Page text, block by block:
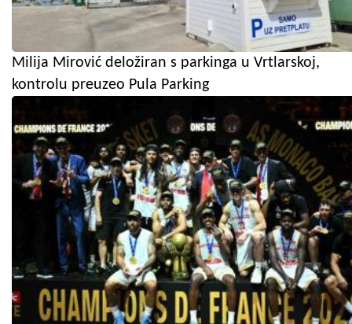
Milija Mirović deložiran s parkinga u Vrtlarskoj,
kontrolu preuzeo Pula Parking